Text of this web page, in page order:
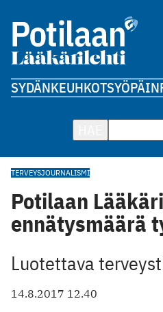
SYDÄNKEUHKOTSYÖPÄ
TERVEYSJOURNALISMI
Potilaan
ennätysmäärä
Luotettava
14.8.2017 12.40